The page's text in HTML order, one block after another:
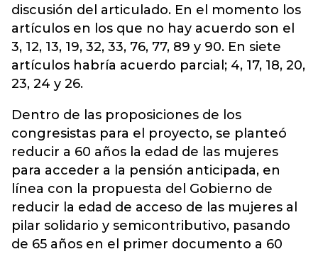
discusión del articulado. En el momento los
artículos en los que no hay acuerdo son el
3, 12, 13, 19, 32, 33, 76, 77, 89 y 90. En siete
artículos habría acuerdo parcial; 4, 17, 18, 20,
23, 24 y 26.
Dentro de las proposiciones de los
congresistas para el proyecto, se planteó
reducir a 60 años la edad de las mujeres
para acceder a la pensión anticipada, en
línea con la propuesta del Gobierno de
reducir la edad de acceso de las mujeres al
pilar solidario y semicontributivo, pasando
de 65 años en el primer documento a 60